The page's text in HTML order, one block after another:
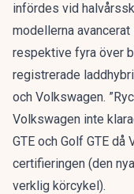
infördes vid
modellerna
respektive fyra över
registrerade
och Volkswagen.
Volkswagen inte
GTE och Golf GTE
certifieringen (den
verklig körcykel).